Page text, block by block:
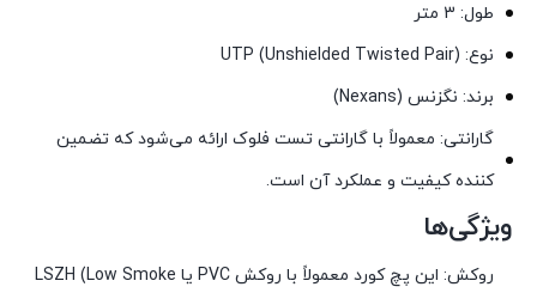
طول: 3 متر
نوع: UTP (Unshielded Twisted Pair)
برند: نگزنس (Nexans)
گارانتی: معمولاً با گارانتی تست فلوک ارائه می‌شود که تضمین
کننده کیفیت و عملکرد آن است.
ویژگی‌ها
روکش: این پچ کورد معمولاً با روکش PVC یا LSZH (Low Smoke